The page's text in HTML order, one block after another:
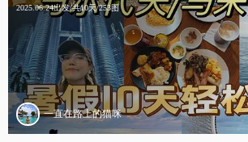
2025.06.24出发/共10天/253图
一直在路上的猫咪